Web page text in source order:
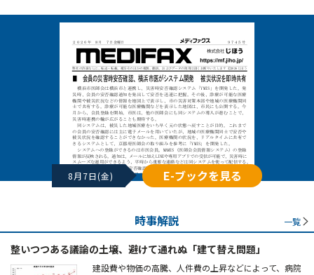
8月7日(金) E-ブックを見る
時事解説 一覧
整いつつある議論の土壌、避けて通れぬ「建て替え問題」
建設費や物価の高騰、人件費の上昇などによって、病院